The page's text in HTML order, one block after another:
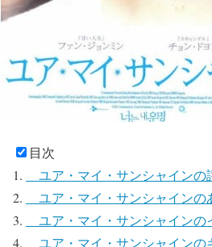
目次
ユア・マイ・サンシャインの
ユア・マイ・サンシャインの
ユア・マイ・サンシャインの
ユア・マイ・サンシャインの